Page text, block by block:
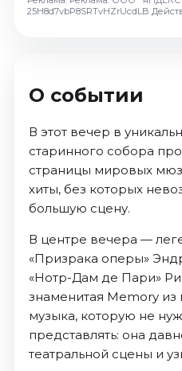
25H8d7vbP8SRTvHZrUcdLB
О событии
В этот вечер в
старинного собора
страницы мировых
хиты, без которых
большую сцену.
В центре вечера —
«Призрака оперы»
«Нотр-Дам де Пари»
знаменитая Memory
музыка, которую не
представлять: она
театральной сцены и